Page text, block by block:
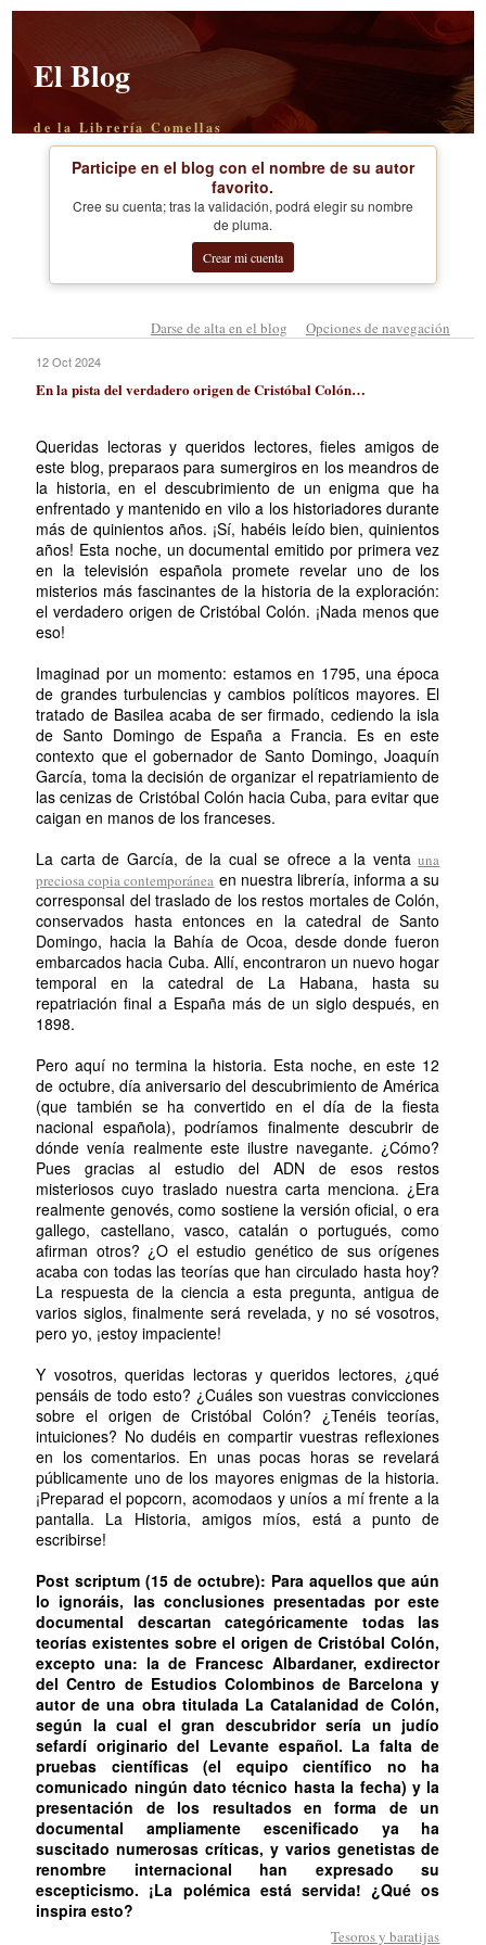
El Blog
de la Librería Comellas
Participe en el blog con el nombre de su autor
favorito.
Cree su cuenta; tras la validación, podrá elegir su nombre
de pluma.
Crear mi cuenta
Darse de alta en el blog Opciones de navegación
12 Oct 2024
En la pista del verdadero origen de Cristóbal Colón…
Queridas lectoras y queridos lectores, fieles amigos de
este blog, preparaos para sumergiros en los meandros de
la historia, en el descubrimiento de un enigma que ha
enfrentado y mantenido en vilo a los historiadores durante
más de quinientos años. ¡Sí, habéis leído bien, quinientos
años! Esta noche, un documental emitido por primera vez
en la televisión española promete revelar uno de los
misterios más fascinantes de la historia de la exploración:
el verdadero origen de Cristóbal Colón. ¡Nada menos que
eso!
Imaginad por un momento: estamos en 1795, una época
de grandes turbulencias y cambios políticos mayores. El
tratado de Basilea acaba de ser firmado, cediendo la isla
de Santo Domingo de España a Francia. Es en este
contexto que el gobernador de Santo Domingo, Joaquín
García, toma la decisión de organizar el repatriamiento de
las cenizas de Cristóbal Colón hacia Cuba, para evitar que
caigan en manos de los franceses.
La carta de García, de la cual se ofrece a la ventauna
preciosa copia contemporánea en nuestra librería, informa a su
corresponsal del traslado de los restos mortales de Colón,
conservados hasta entonces en la catedral de Santo
Domingo, hacia la Bahía de Ocoa, desde donde fueron
embarcados hacia Cuba. Allí, encontraron un nuevo hogar
temporal en la catedral de La Habana, hasta su
repatriación final a España más de un siglo después, en
1898.
Pero aquí no termina la historia. Esta noche, en este 12
de octubre, día aniversario del descubrimiento de América
(que también se ha convertido en el día de la fiesta
nacional española), podríamos finalmente descubrir de
dónde venía realmente este ilustre navegante. ¿Cómo?
Pues gracias al estudio del ADN de esos restos
misteriosos cuyo traslado nuestra carta menciona. ¿Era
realmente genovés, como sostiene la versión oficial, o era
gallego, castellano, vasco, catalán o portugués, como
afirman otros? ¿O el estudio genético de sus orígenes
acaba con todas las teorías que han circulado hasta hoy?
La respuesta de la ciencia a esta pregunta, antigua de
varios siglos, finalmente será revelada, y no sé vosotros,
pero yo, ¡estoy impaciente!
Y vosotros, queridas lectoras y queridos lectores, ¿qué
pensáis de todo esto? ¿Cuáles son vuestras convicciones
sobre el origen de Cristóbal Colón? ¿Tenéis teorías,
intuiciones? No dudéis en compartir vuestras reflexiones
en los comentarios. En unas pocas horas se revelará
públicamente uno de los mayores enigmas de la historia.
¡Preparad el popcorn, acomodaos y uníos a mí frente a la
pantalla. La Historia, amigos míos, está a punto de
escribirse!
Post scriptum (15 de octubre): Para aquellos que aún
lo ignoráis, las conclusiones presentadas por este
documental descartan categóricamente todas las
teorías existentes sobre el origen de Cristóbal Colón,
excepto una: la de Francesc Albardaner, exdirector
del Centro de Estudios Colombinos de Barcelona y
autor de una obra titulada La Catalanidad de Colón,
según la cual el gran descubridor sería un judío
sefardí originario del Levante español. La falta de
pruebas científicas (el equipo científico no ha
comunicado ningún dato técnico hasta la fecha) y la
presentación de los resultados en forma de un
documental ampliamente escenificado ya ha
suscitado numerosas críticas, y varios genetistas de
renombre internacional han expresado su
escepticismo. ¡La polémica está servida! ¿Qué os
inspira esto?
Tesoros y baratijas